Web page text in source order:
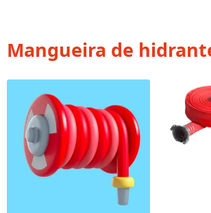
Mangueira de